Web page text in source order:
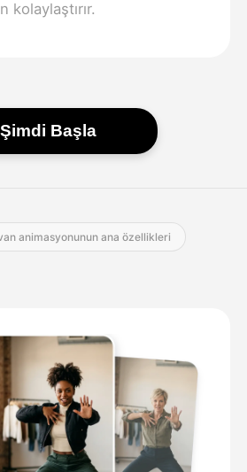
kolaylaştırır.
Şimdi Başla
animasyonunun ana özellikleri